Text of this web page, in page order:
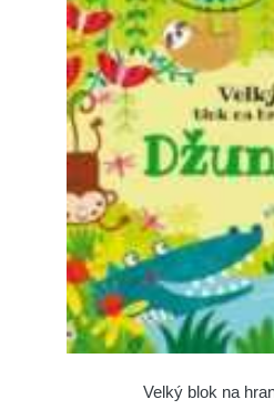
Velký blok na